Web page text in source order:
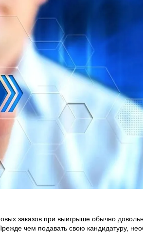
заказов при выигрыше обычно
чем подавать свою кандидатуру,